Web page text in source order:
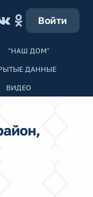
Войти
"НАШ ДОМ"
ДАННЫЕ
ВИДЕО